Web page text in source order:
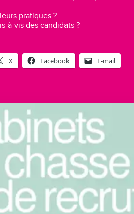
pratiques ?
à-vis des candidats ?
X Facebook E-mail